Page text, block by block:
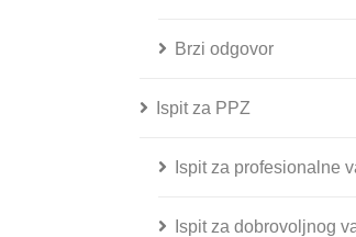
Brzi odgovor
Ispit za PPZ
Ispit za profesionalne
Ispit za dobrovoljnog